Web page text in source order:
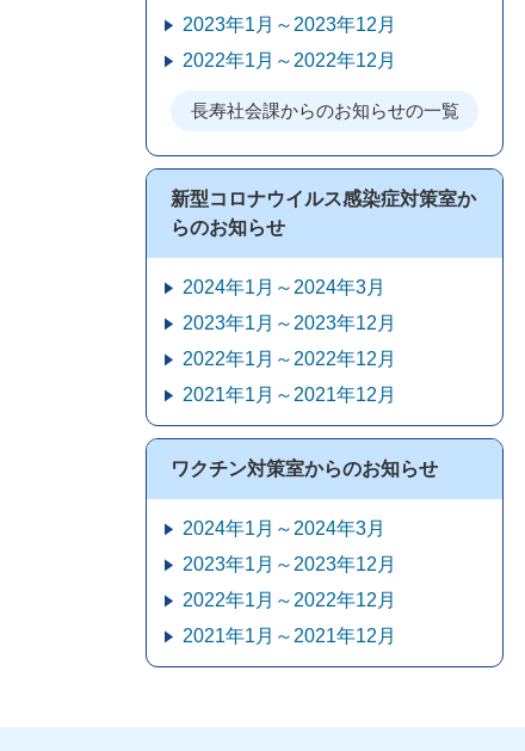
2023年1月～2023年12月
2022年1月～2022年12月
長寿社会課からのお知らせの一覧
新型コロナウイルス感染症対策室か
らのお知らせ
2024年1月～2024年3月
2023年1月～2023年12月
2022年1月～2022年12月
2021年1月～2021年12月
ワクチン対策室からのお知らせ
2024年1月～2024年3月
2023年1月～2023年12月
2022年1月～2022年12月
2021年1月～2021年12月